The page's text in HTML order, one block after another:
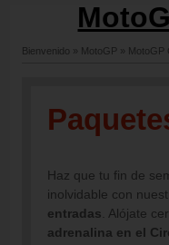
Bienvenido » MotoGP » MotoGP
Haz que tu fin de
inolvidable con
entradas . Alójate
adrenalina en el